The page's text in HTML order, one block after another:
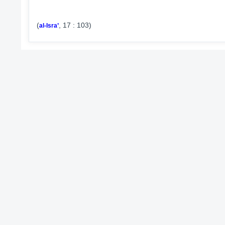
(al-Isra’, 17 : 103)